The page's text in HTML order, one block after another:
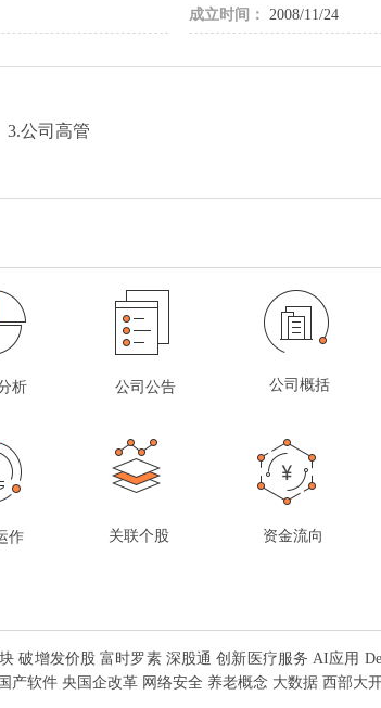
成立时间： 2008/11/24
3.公司高管
析 公司公告 公司概括
作 关联个股 资金流向
破增发价股 富时罗素 深股通 创新医疗服务 AI应用
产软件 央国企改革 网络安全 养老概念 大数据 西部大